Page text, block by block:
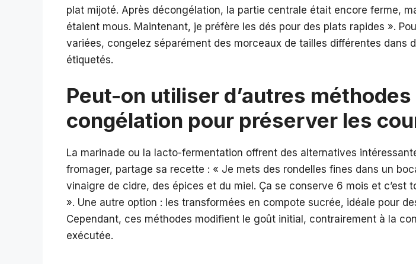
plat mijoté. Après décongélation, la partie centrale était encore ferme,
étaient mous. Maintenant, je préfère les dés pour des plats rapides ».
variées, congelez séparément des morceaux de tailles différentes dans
étiquetés.
Peut-on utiliser d’autres méthodes
congélation pour préserver les
La marinade ou la lacto-fermentation offrent des alternatives
fromager, partage sa recette : « Je mets des rondelles fines dans un
vinaigre de cidre, des épices et du miel. Ça se conserve 6 mois et c’est
». Une autre option : les transformées en compote sucrée, idéale pour
Cependant, ces méthodes modifient le goût initial, contrairement à la
exécutée.